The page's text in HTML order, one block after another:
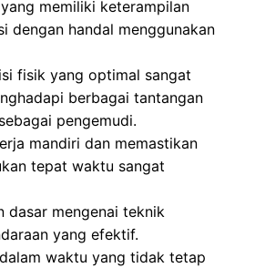
memiliki keterampilan
dengan handal menggunakan
fisik yang optimal sangat
berbagai tantangan
pengemudi.
mandiri dan memastikan
tepat waktu sangat
dasar mengenai teknik
yang efektif.
waktu yang tidak tetap